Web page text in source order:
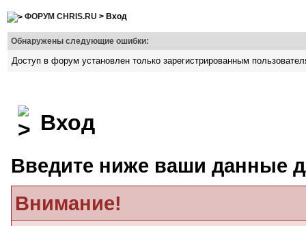
ФОРУМ CHRIS.RU > Вход
Обнаружены следующие ошибки:
Доступ в форум установлен только зарегистрированным
Вход
Введите ниже ваши данные
Внимание!